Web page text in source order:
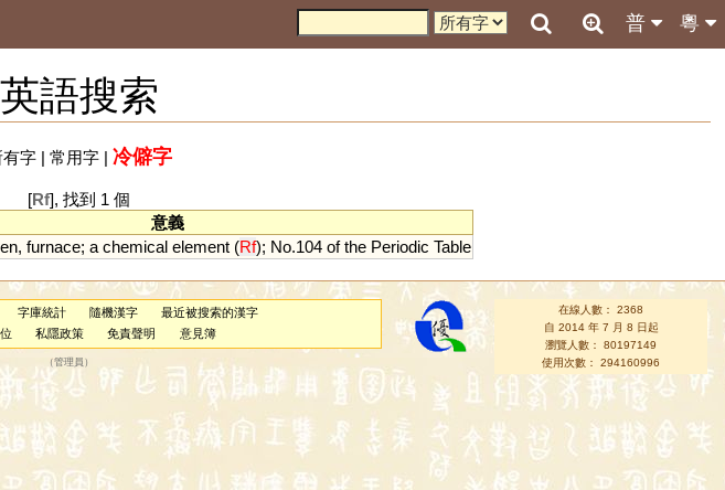
粵
普
英語搜索
有字| 常用字| 冷僻字
[Rf], 找到 1 個
意義
, furnace; a chemical element(Rf); No.104 of the Periodic Table
字庫統計 隨機漢字
最近被搜索的漢字
私隱政策 免責聲明 意見簿
（管理員 ）
在線人數： 2368
自 2014 年 7 月 8 日起
瀏覽人數： 80197149
使用次數： 294160996